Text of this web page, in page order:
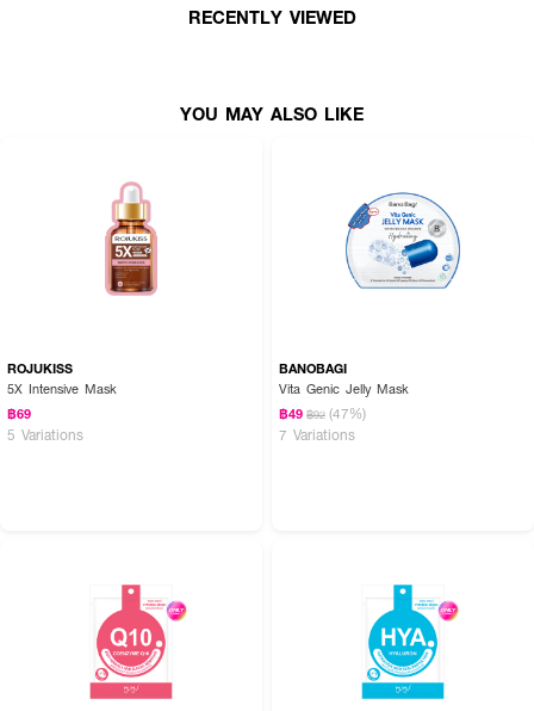
RECENTLY VIEWED
YOU MAY ALSO LIKE
ROJUKISS
5X Intensive Mask
฿69
5 Variations
BANOBAGI
Vita Genic Jelly Mask
฿49 ฿92 (47%)
7 Variations